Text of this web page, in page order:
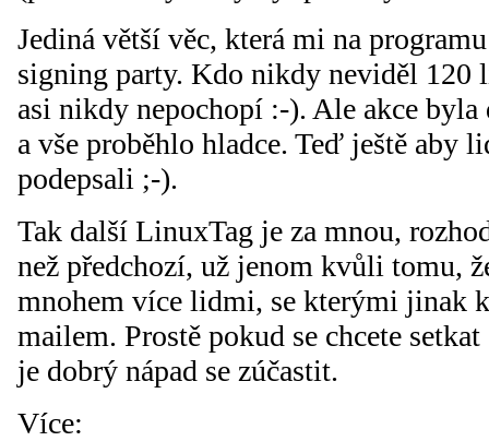
Jediná větší věc, která mi na
signing party. Kdo nikdy neviděl 120
asi nikdy nepochopí :-). Ale akce byla
a vše proběhlo hladce. Teď ještě aby
podepsali ;-).
Tak další LinuxTag je za mnou,
než předchozí, už jenom kvůli tomu,
mnohem více lidmi, se kterými jinak
mailem. Prostě pokud se chcete
je dobrý nápad se zúčastit.
Více: